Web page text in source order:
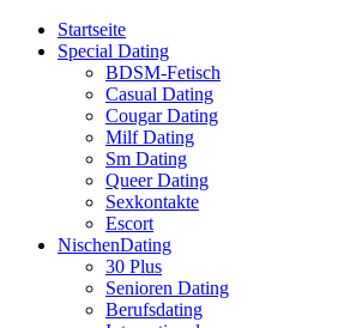
Startseite
Special Dating
BDSM-Fetisch
Casual Dating
Cougar Dating
Milf Dating
Sm Dating
Queer Dating
Sexkontakte
Escort
NischenDating
30 Plus
Senioren Dating
Berufsdating